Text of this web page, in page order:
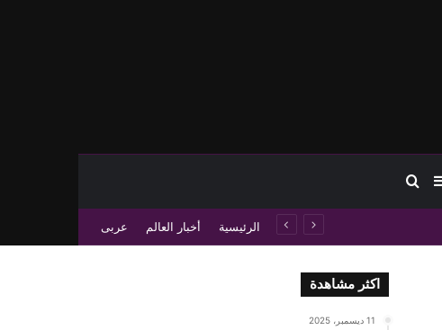
إضافة عمود جانبي
بحث عن
الرئيسية أخبار العالم عربى
اكثر مشاهدة
11 ديسمبر، 2025